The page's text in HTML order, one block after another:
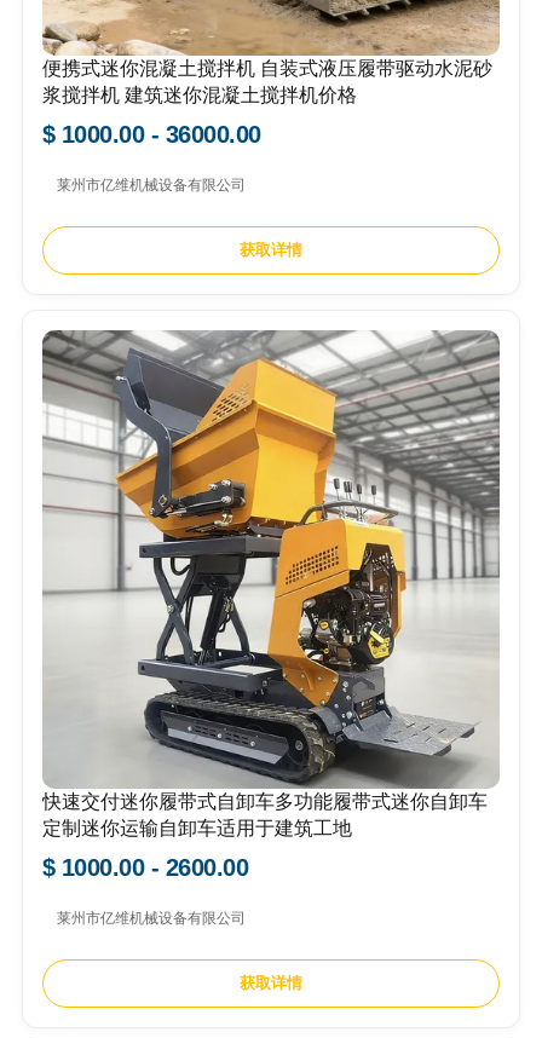
便携式迷你混凝土搅拌机 自装式液压履带驱动水泥砂
浆搅拌机 建筑迷你混凝土搅拌机价格
$ 1000.00 - 36000.00
莱州市亿维机械设备有限公司
获取详情
快速交付迷你履带式自卸车多功能履带式迷你自卸车
定制迷你运输自卸车适用于建筑工地
$ 1000.00 - 2600.00
莱州市亿维机械设备有限公司
获取详情